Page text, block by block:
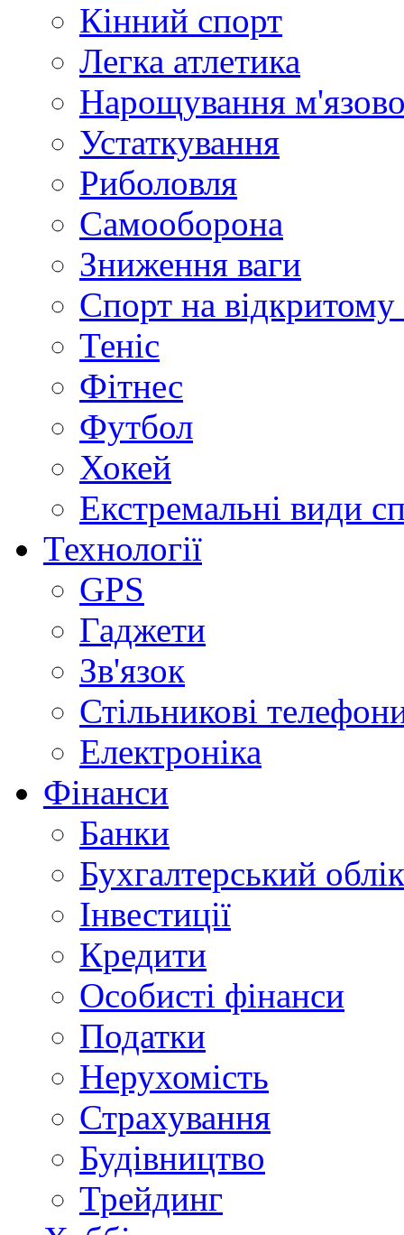
Кінний спорт
Легка атлетика
Нарощування
Устаткування
Риболовля
Самооборона
Зниження ваги
Спорт на відкритому
Теніс
Фітнес
Футбол
Хокей
Екстремальні види
Технології
GPS
Гаджети
Зв'язок
Стільникові
Електроніка
Фінанси
Банки
Бухгалтерський облік
Інвестиції
Кредити
Особисті фінанси
Податки
Нерухомість
Страхування
Будівництво
Трейдинг